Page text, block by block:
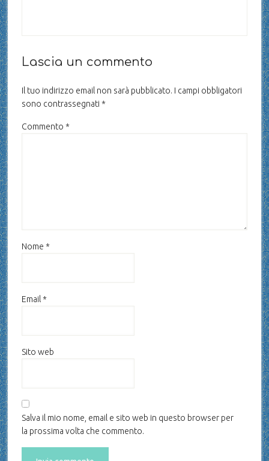
Lascia un commento
Il tuo indirizzo email non sarà pubblicato. I campi obbligatori
sono contrassegnati *
Commento *
Nome *
Email *
Sito web
Salva il mio nome, email e sito web in questo browser per
la prossima volta che commento.